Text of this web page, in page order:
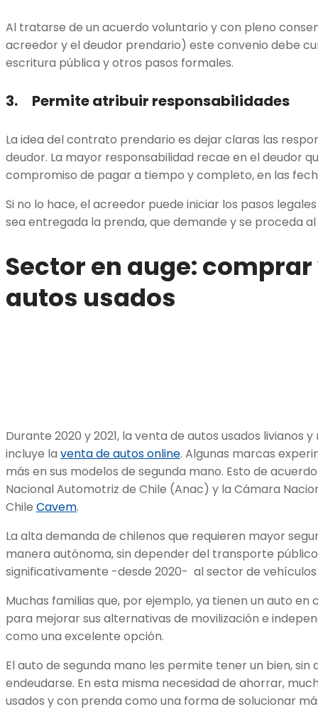
Al tratarse de un acuerdo voluntario y con pleno
acreedor y el deudor prendario) este convenio debe
escritura pública y otros pasos formales.
3. Permite atribuir responsabilidades
La idea del contrato prendario es dejar claras las
deudor. La mayor responsabilidad recae en el deudor
compromiso de pagar a tiempo y completo, en las
Si no lo hace, el acreedor puede iniciar los pasos
sea entregada la prenda, que demande y se proceda
Sector en auge:
autos usados
Durante 2020 y 2021, la venta de autos usados livianos
incluye la venta de autos online. Algunas marcas
más en sus modelos de segunda mano. Esto de
Nacional Automotriz de Chile (Anac) y la Cámara
Chile Cavem.
La alta demanda de chilenos que requieren mayor
manera autónoma, sin depender del transporte
significativamente -desde 2020- al sector de vehículos
Muchas familias que, por ejemplo, ya tienen un auto
para mejorar sus alternativas de movilización e
como una excelente opción.
El auto de segunda mano les permite tener un bien, sin
endeudarse. En esta misma necesidad de ahorrar,
usados y con prenda como una forma de solucionar